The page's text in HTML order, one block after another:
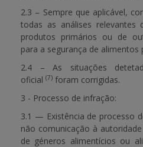
2.3 – Sempre que aplicável,
todas as análises relevantes
produtos primários ou de
para a segurança de alimentos
2.4 – As situações
oficial (7) foram corrigidas.
3 - Processo de infração:
3.1 — Existência de processo
não comunicação à
de géneros alimentícios ou